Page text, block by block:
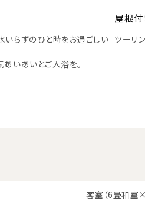
いらずのひと時をお過ごしい
いあいとご入浴を。
屋根付
ツーリ
客室（6畳和室